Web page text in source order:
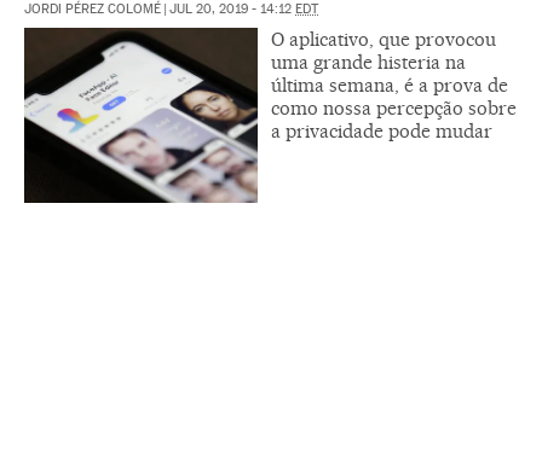
JORDI PÉREZ COLOMÉ JUL 20, 2019 - 14:12 EDT
O aplicativo, que provocou
uma grande histeria na
última semana, é a prova de
como nossa percepção sobre
a privacidade pode mudar